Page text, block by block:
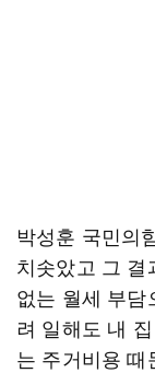
박성훈 국민의
치솟았고 그
없는 월세 부
려 일해도 내
는 주거비용 때